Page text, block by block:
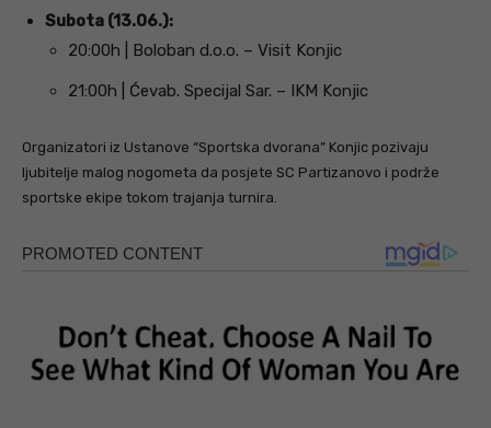
Subota (13.06.):
20:00h | Boloban d.o.o. – Visit Konjic
21:00h | Ćevab. Specijal Sar. – IKM Konjic
Organizatori iz Ustanove “Sportska dvorana” Konjic pozivaju
ljubitelje malog nogometa da posjete SC Partizanovo i podrže
sportske ekipe tokom trajanja turnira.